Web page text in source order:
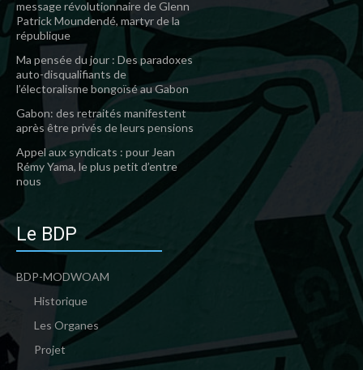
message révolutionnaire de Glenn
Patrick Moundendé, martyr de la
république
Ma pensée du jour : Des paradoxes
auto-disqualifiants de
l’électoralisme bongoïsé au Gabon
Gabon: des retraités manifestent
après être privés de leurs pensions
Appel aux syndicats : pour Jean
Rémy Yama, le plus petit d’entre
nous
Le BDP
BDP-MODWOAM
Historique
Les Organes
Projet